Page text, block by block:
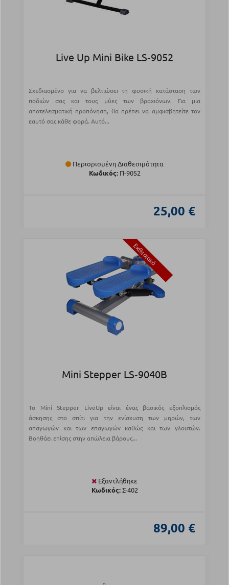
Live Up Mini Bike LS‑9052
Σχεδιασμένο για να βελτιώσει τη φυσική κατάσταση των
ποδιών σας και τους μύες των βραχιόνων. Για μια
αποτελεσματική προπόνηση, θα πρέπει να αμφισβητείτε τον
εαυτό σας κάθε φορά. Αυτό...
Περιορισμένη Διαθεσιμότητα
Κωδικός:Π-9052
25,00 €
Εκθεσιακό
Mini Stepper LS‑9040B
Το Mini Stepper LiveUp είναι ένας βασικός εξοπλισμός
άσκησης στο σπίτι για την ενίσχυση των μηρών, των
απαγωγών και των επαγωγών καθώς και των γλουτών.
Βοηθάει επίσης στην απώλεια βάρους...
Εξαντλήθηκε
Κωδικός:Σ-402
89,00 €